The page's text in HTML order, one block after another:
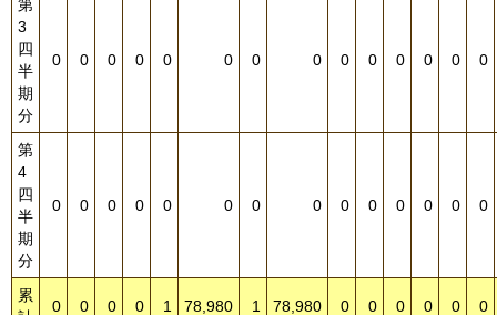
第
3
四
半
期
分
0 0 0 0 0 0 0 0 0 0 0 0 0 0
第
4
四
半
期
分
0 0 0 0 0 0 0 0 0 0 0 0 0 0
累
0 0 0 0 1 78,980 1 78,980 0 0 0 0 0 0